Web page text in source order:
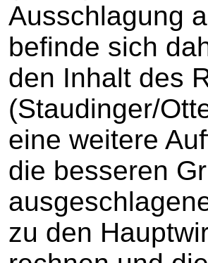
Ausschlagung
befinde sich
den Inhalt des
(Staudinger/
eine weitere
die besseren
zu den